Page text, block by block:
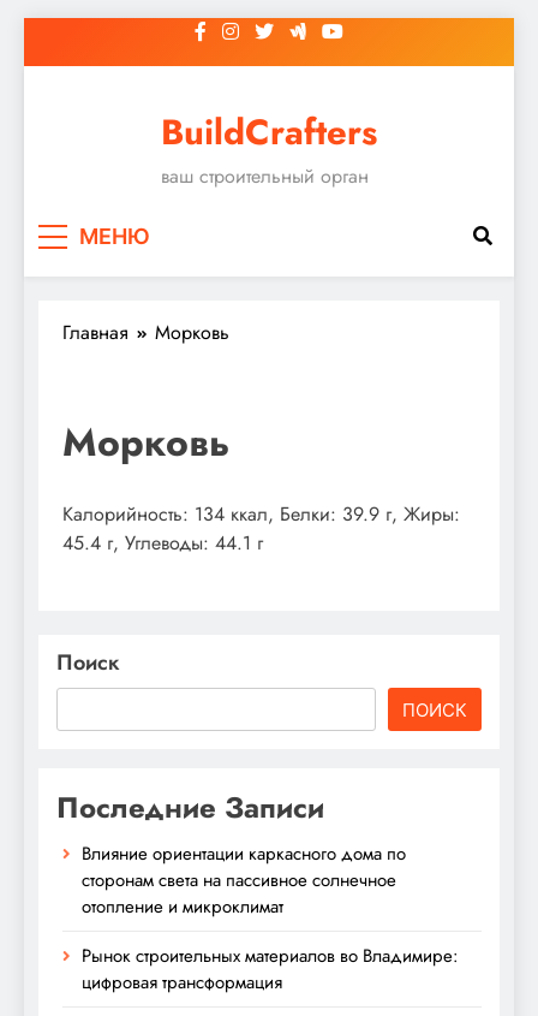
к
BuildCrafters
ваш строительный орган
МЕНЮ
Главная Морковь
Морковь
Калорийность: 134 ккал, Белки: 39.9 г, Жиры:
45.4 г, Углеводы: 44.1 г
Поиск
ПОИСК
Последние Записи
Влияние ориентации каркасного дома по
сторонам света на пассивное солнечное
отопление и микроклимат
Рынок строительных материалов во Владимире:
цифровая трансформация